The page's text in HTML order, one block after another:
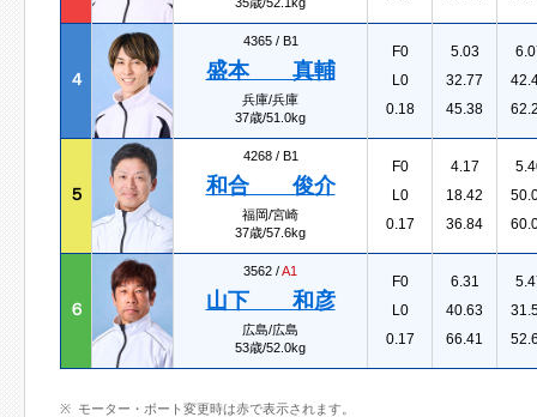
４
4365 / B1
盛本 真輔
兵庫/兵庫
37歳/51.0kg
F0
L0
0.18
5.03
32.77
45.38
５
4268 / B1
和合 俊介
福岡/宮崎
37歳/57.6kg
F0
L0
0.17
4.17
18.42
36.84
６
3562 /A1
山下 和彦
広島/広島
53歳/52.0kg
F0
L0
0.17
6.31
40.63
66.41
モーター・ボート変更時は赤で表示されます。